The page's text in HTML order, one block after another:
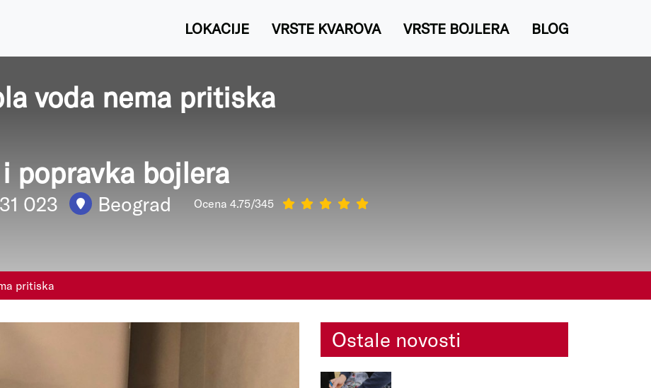
LOKACIJE VRSTE KVAROVA VRSTE BOJLERA BLOG
voda nema pritiska
popravka bojlera
023 Beograd Ocena 4.75/345
pritiska
Ostale novosti